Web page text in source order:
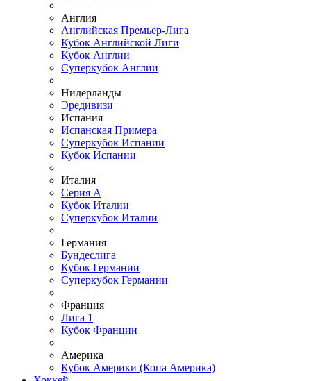
Англия
Английская Премьер-Лига
Кубок Английской Лиги
Кубок Англии
Суперкубок Англии
Нидерланды
Эредивизи
Испания
Испанская Примера
Суперкубок Испании
Кубок Испании
Италия
Серия А
Кубок Италии
Суперкубок Италии
Германия
Бундеслига
Кубок Германии
Суперкубок Германии
Франция
Лига 1
Кубок Франции
Америка
Кубок Америки (Копа Америка)